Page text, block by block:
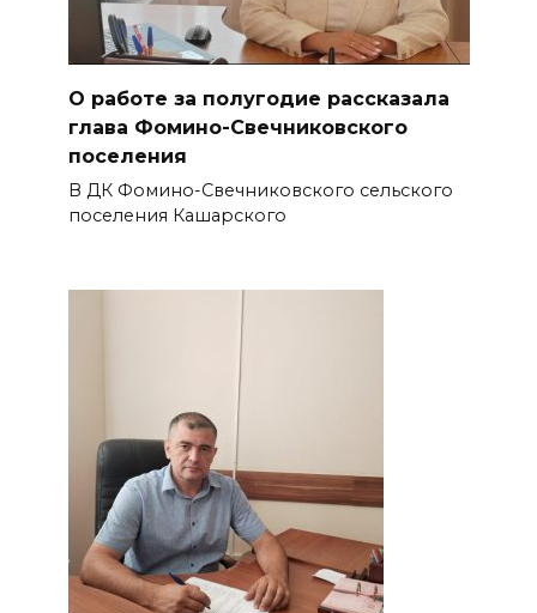
О работе за полугодие рассказала
глава Фомино-Свечниковского
поселения
В ДК Фомино-Свечниковского сельского
поселения Кашарского